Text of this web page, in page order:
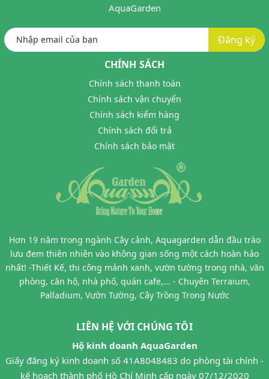
AquaGarden
Đăng ký
CHÍNH SÁCH
Chính sách thanh toán
Chính sách vận chuyển
Chính sách kiểm hàng
Chính sách đổi trả
Chính sách bảo mật
Hơn 19 năm trong ngành Cây cảnh, Aquagarden dẫn đầu trào
lưu đem thiên nhiên vào không gian sống một cách hoàn hảo
nhất! -Thiết Kế, thi công mảnh xanh, vườn tường trong nhà, văn
phòng, căn hộ, nhà phố, quán cafe,... - Chuyên Terraium,
Palladium, Vườn Tường, Cây Trồng Trong Nước
LIÊN HỆ VỚI CHÚNG TÔI
Hộ kinh doanh AquaGarden
Giấy đăng ký kinh doanh số 41A8048483 do phòng tài chính -
kế hoạch thành phố Hồ Chí Minh cấp ngày 07/12/2020